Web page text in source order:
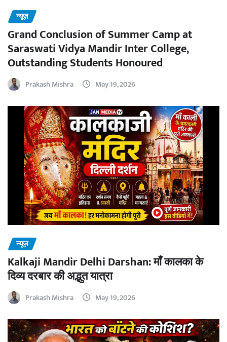
न्यूज़
Grand Conclusion of Summer Camp at
Saraswati Vidya Mandir Inter College,
Outstanding Students Honoured
Prakash Mishra May 19, 2026
न्यूज़
Kalkaji Mandir Delhi Darshan: माँ कालका के
दिव्य दरबार की अद्भुत यात्रा
Prakash Mishra May 19, 2026